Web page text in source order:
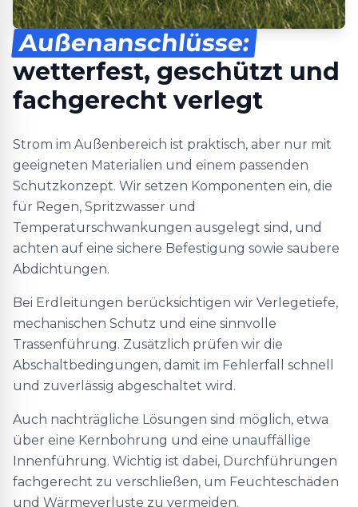
Außenanschlüsse:
wetterfest, geschützt und
fachgerecht verlegt
Strom im Außenbereich ist praktisch, aber nur mit
geeigneten Materialien und einem passenden
Schutzkonzept. Wir setzen Komponenten ein, die
für Regen, Spritzwasser und
Temperaturschwankungen ausgelegt sind, und
achten auf eine sichere Befestigung sowie saubere
Abdichtungen.
Bei Erdleitungen berücksichtigen wir Verlegetiefe,
mechanischen Schutz und eine sinnvolle
Trassenführung. Zusätzlich prüfen wir die
Abschaltbedingungen, damit im Fehlerfall schnell
und zuverlässig abgeschaltet wird.
Auch nachträgliche Lösungen sind möglich, etwa
über eine Kernbohrung und eine unauffällige
Innenführung. Wichtig ist dabei, Durchführungen
fachgerecht zu verschließen, um Feuchteschäden
und Wärmeverluste zu vermeiden.